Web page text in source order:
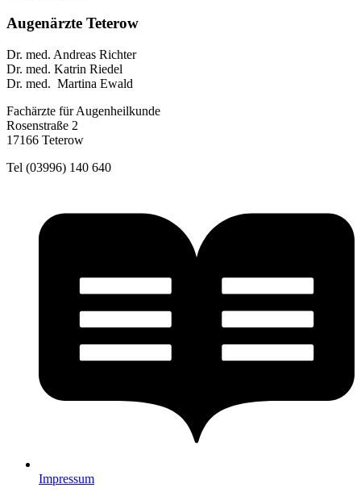
Augenärzte Teterow
Dr. med. Andreas Richter
Dr. med. Katrin Riedel
Dr. med. Martina Ewald
Fachärzte für Augenheilkunde
Rosenstraße 2
17166 Teterow
Tel (03996) 140 640
Impressum